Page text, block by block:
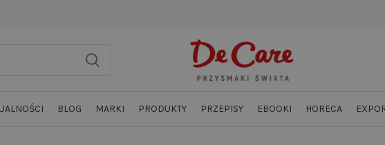
BLOG MARKI PRODUKTY PRZEPISY EBOOKI HORECA